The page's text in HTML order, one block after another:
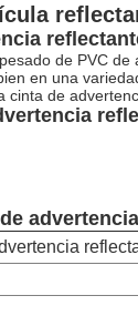
de PVC
en una
de